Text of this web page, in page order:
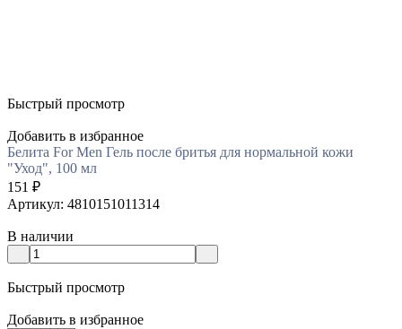
Быстрый просмотр
Добавить в избранное
Белита For Men Гель после бритья для нормальной кожи
"Уход", 100 мл
151 ₽
Артикул: 4810151011314
В наличии
Быстрый просмотр
Добавить в избранное